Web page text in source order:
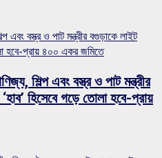
এবং বস্ত্র ও পাট মন্ত্রীর বগুড়াকে লাইট
হবে-প্রায় ৪০০ একর জমিতে
শিল্প এবং বস্ত্র ও পাট মন্ত্রীর
‘হাব’ হিসেবে গড়ে তোলা হবে-প্রায়